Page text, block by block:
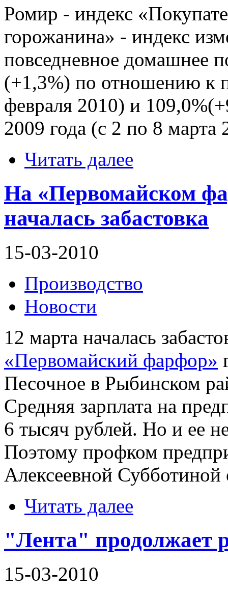
Ромир - индекс
горожанина» - индекс
повседневное домашнее
(+1,3%) по отношению к
февраля 2010) и
2009 года (с 2 по 8 марта
Читать далее
На «Первомайском
началась забастовка
15-03-2010
Производство
Новости
12 марта началась
«Первомайский фарфор»
Песочное в Рыбинском
Средняя зарплата на
6 тысяч рублей. Но и ее
Поэтому профком
Алексеевной Субботиной
Читать далее
"Лента" продолжает
15-03-2010